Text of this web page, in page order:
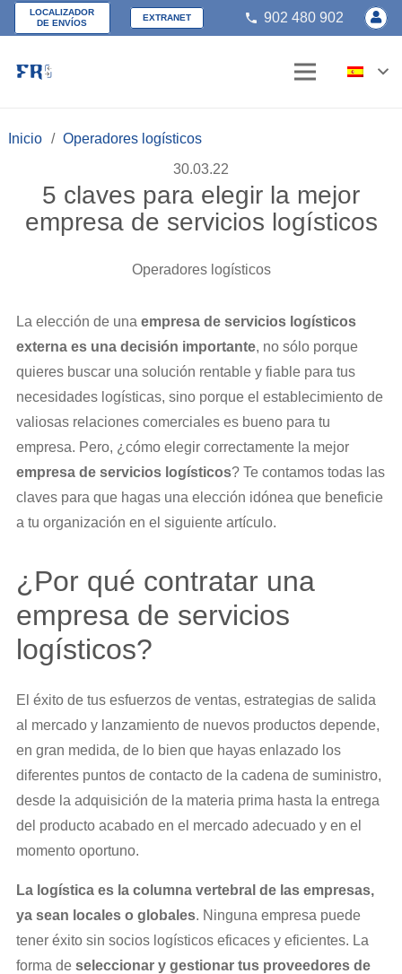
LOCALIZADOR
DE ENVÍOS
EXTRANET phone 902 480 902
Inicio / Operadores logísticos
30.03.22
5 claves para elegir la mejor
empresa de servicios logísticos
Operadores logísticos
La elección de una empresa de servicios logísticos
externa es una decisión importante, no sólo porque
quieres buscar una solución rentable y fiable para tus
necesidades logísticas, sino porque el establecimiento de
valiosas relaciones comerciales es bueno para tu
empresa. Pero, ¿cómo elegir correctamente la mejor
empresa de servicios logísticos? Te contamos todas las
claves para que hagas una elección idónea que beneficie
a tu organización en el siguiente artículo.
¿Por qué contratar una
empresa de servicios
logísticos?
El éxito de tus esfuerzos de ventas, estrategias de salida
al mercado y lanzamiento de nuevos productos depende,
en gran medida, de lo bien que hayas enlazado los
diferentes puntos de contacto de la cadena de suministro,
desde la adquisición de la materia prima hasta la entrega
del producto acabado en el mercado adecuado y en el
momento oportuno.
La logística es la columna vertebral de las empresas,
ya sean locales o globales. Ninguna empresa puede
tener éxito sin socios logísticos eficaces y eficientes. La
forma de seleccionar y gestionar tus proveedores de